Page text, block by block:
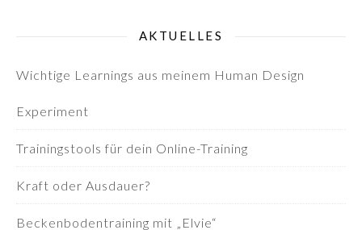
AKTUELLES
Wichtige Learnings aus meinem Human Design
Experiment
Trainingstools für dein Online-Training
Kraft oder Ausdauer?
Beckenbodentraining mit „Elvie“